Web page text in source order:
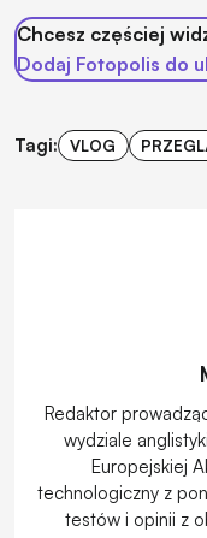
Chcesz częściej
Dodaj Fotopolis do
Tagi: VLOG
Redaktor
wydziale
Europejskiej
technologiczny z
testów i opinii z